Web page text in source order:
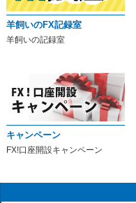
羊飼いのFX記録室
羊飼いの記録室
キャンペーン
FX!口座開設キャンペーン